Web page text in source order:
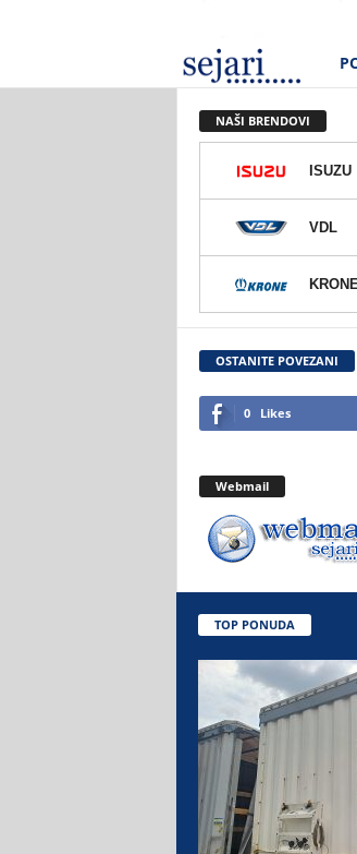
e
r
d
.
o
.
a
j
NAŠI BRENDOVI
ISUZU
VDL
KRONE
OSTANITE POVEZANI
0 Likes
Webmail
TOP PONUDA